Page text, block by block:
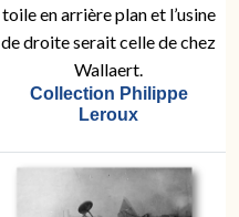
toile en arrière plan et l’usine
de droite serait celle de chez
Wallaert.
Collection Philippe
Leroux